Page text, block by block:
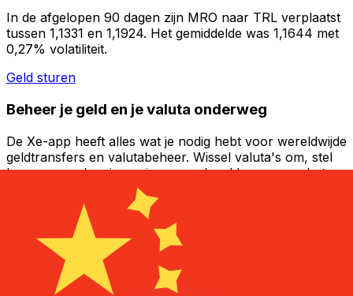
In de afgelopen 90 dagen zijn MRO naar TRL verplaatst
tussen 1,1331 en 1,1924. Het gemiddelde was 1,1644 met
0,27% volatiliteit.
Geld sturen
Beheer je geld en je valuta onderweg
De Xe-app heeft alles wat je nodig hebt voor wereldwijde
geldtransfers en valutabeheer. Wissel valuta's om, stel
koerswaarschuwingen in en maak geld over naar het
buitenland zonder verborgen kosten. Download
vandaag nog!